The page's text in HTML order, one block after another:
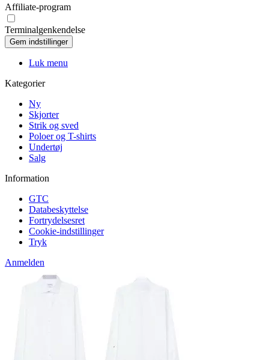
Affiliate-program
Terminalgenkendelse
Luk menu
Kategorier
Ny
Skjorter
Strik og sved
Poloer og T-shirts
Undertøj
Salg
Information
GTC
Databeskyttelse
Fortrydelsesret
Cookie-indstillinger
Tryk
Anmelden